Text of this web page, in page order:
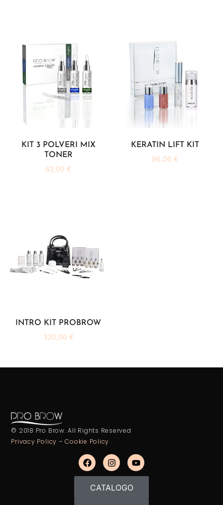
KIT 3 POLVERI MIX
TONER
62,00 €
KERATIN LIFT KIT
96,00 €
INTRO KIT PROBROW
320,00 €
© 2018 Pro Brow. All Rights Reserved
Privacy Policy –Cookie Policy
CATALOGO